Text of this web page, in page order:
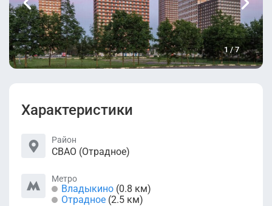
1/7
Характеристики
Район
СВАО (Отрадное)
Метро
Владыкино (0.8 км)
Отрадное (2.5 км)